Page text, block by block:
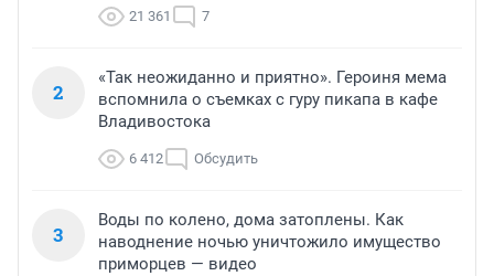
21 361 7
2
«Так неожиданно и приятно». Героиня мема
вспомнила о съемках с гуру пикапа в кафе
Владивостока
6 412 Обсудить
3
Воды по колено, дома затоплены. Как
наводнение ночью уничтожило имущество
приморцев — видео